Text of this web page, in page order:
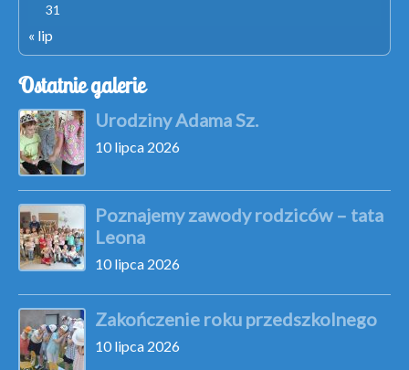
31
« lip
Ostatnie galerie
Urodziny Adama Sz.
10 lipca 2026
Poznajemy zawody rodziców – tata
Leona
10 lipca 2026
Zakończenie roku przedszkolnego
10 lipca 2026